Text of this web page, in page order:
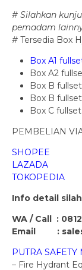
# Silahkan
pemadam
# Tersedia Box
Box A1
Box A2
Box B fullset
Box B
Box C fullset
PEMBELIAN
SHOPEE
LAZADA
TOKOPEDIA
Info detail
WA / Call :
Email :
PUTRA
– Fire Hydrant